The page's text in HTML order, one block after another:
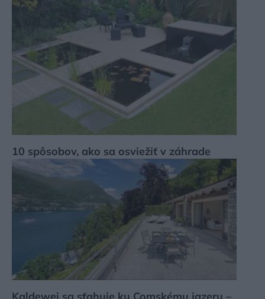
10 spôsobov, ako sa osviežiť v záhrade
Kaldewei sa sťahuje ku Comskému jazeru –